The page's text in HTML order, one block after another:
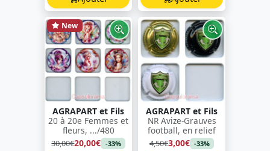
New
AGRAPART et Fils
20 à 20e Femmes et
fleurs, .../480
30,00€20,00€ -33%
AGRAPART et Fils
NR Avize-Grauves
football, en relief
4,50€3,00€ -33%